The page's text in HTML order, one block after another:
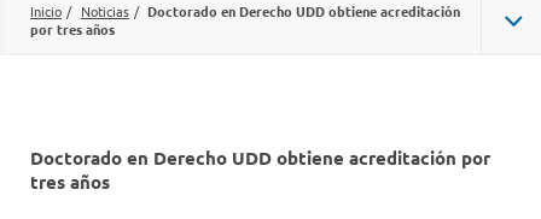
Inicio / Noticias / Doctorado en Derecho UDD obtiene acreditación
por tres años
Doctorado en Derecho UDD obtiene acreditación por
tres años